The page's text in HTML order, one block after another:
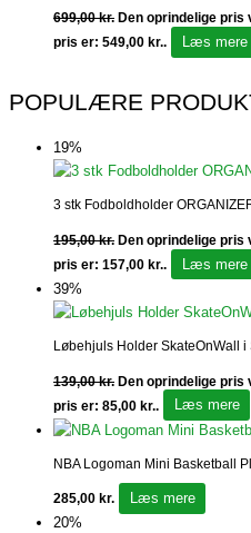
699,00kr. Den oprindelige pris
pris er: 549,00 kr..
Læs mere
POPULÆRE
19%
3 stk Fodboldholder
195,00kr. Den oprindelige pris
pris er: 157,00 kr..
Læs mere
39%
Løbehjuls Holder SkateOnWall i
139,00kr. Den oprindelige pris
pris er: 85,00 kr..
Læs mere
NBA Logoman Mini Basketball
285,00 kr.
Læs mere
20%